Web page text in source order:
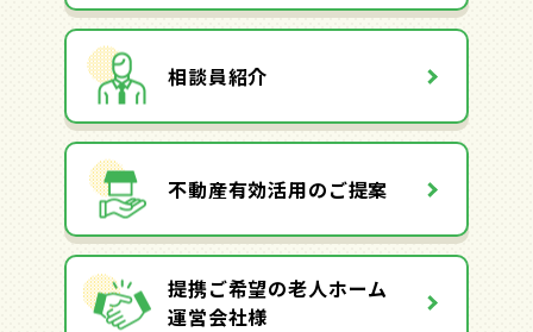
相談員紹介
不動産有効活用のご提案
提携ご希望の老人ホーム
運営会社様